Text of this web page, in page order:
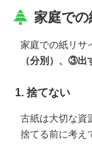
家庭で
家庭での紙リサ
（分別）、③出
1. 捨てない
古紙は大切な資
捨てる前に考え